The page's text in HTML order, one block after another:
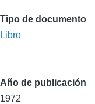
Tipo de documento
Libro
Año de publicación
1972